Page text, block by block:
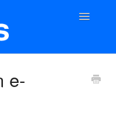
Toggle
e-